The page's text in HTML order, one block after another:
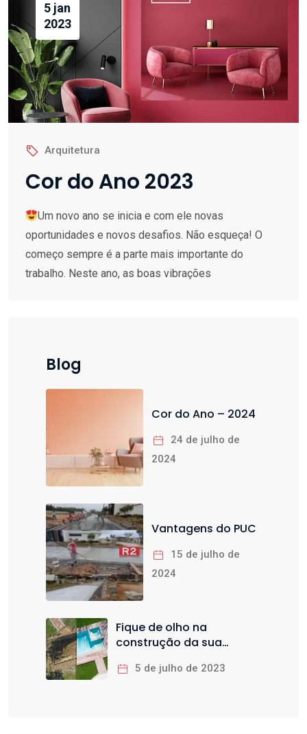
5 jan
2023
Arquitetura
Cor do Ano 2023
Um novo ano se inicia e com ele novas
oportunidades e novos desafios. Não esqueça! O
começo sempre é a parte mais importante do
trabalho. Neste ano, as boas vibrações
Blog
Cor do Ano – 2024
24 de julho de
2024
Vantagens do PUC
15 de julho de
2024
Fique de olho na
construção da sua
5 de julho de 2023